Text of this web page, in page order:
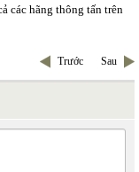
các hãng thông tấn trên
Trước Sau